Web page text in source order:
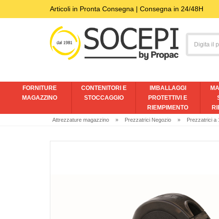
Articoli in Pronta Consegna | Consegna in 24/48H
FORNITURE
MAGAZZINO
CONTENITORI E
STOCCAGGIO
IMBALLAGGI
PROTETTIVI E
RIEMPIMENTO
Attrezzature magazzino » Prezzatrici Negozio » Prezzatrici a